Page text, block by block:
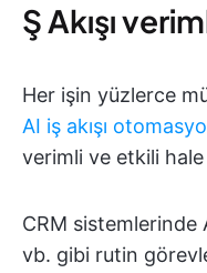
Ş Akışı
Her işin yüzlerce
AI iş akışı
verimli ve etkili
CRM sistemlerinde
vb. gibi rutin